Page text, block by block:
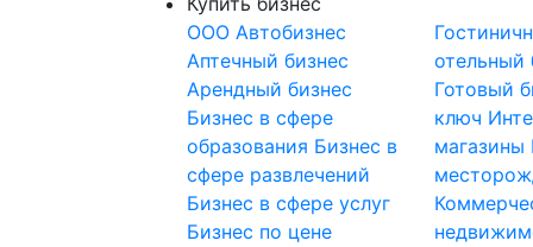
OOO Автобизнес
Аптечный бизнес
Арендный бизнес
Бизнес в сфере
образования Бизнес в
сфере развлечений
Бизнес в сфере услуг
Бизнес по цене
отельный
Готовый
ключ
магазины